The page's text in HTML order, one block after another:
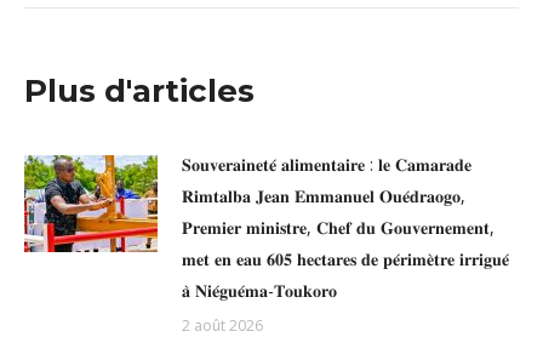
Plus d'articles
𝐒𝐨𝐮𝐯𝐞𝐫𝐚𝐢𝐧𝐞𝐭𝐞́ 𝐚𝐥𝐢𝐦𝐞𝐧𝐭𝐚𝐢𝐫𝐞 : 𝐥𝐞 𝐂𝐚𝐦𝐚𝐫𝐚𝐝𝐞
𝐑𝐢𝐦𝐭𝐚𝐥𝐛𝐚 𝐉𝐞𝐚𝐧 𝐄𝐦𝐦𝐚𝐧𝐮𝐞𝐥 𝐎𝐮𝐞́𝐝𝐫𝐚𝐨𝐠𝐨,
𝐏𝐫𝐞𝐦𝐢𝐞𝐫 𝐦𝐢𝐧𝐢𝐬𝐭𝐫𝐞, 𝐂𝐡𝐞𝐟 𝐝𝐮 𝐆𝐨𝐮𝐯𝐞𝐫𝐧𝐞𝐦𝐞𝐧𝐭,
𝐦𝐞𝐭 𝐞𝐧 𝐞𝐚𝐮 𝟔𝟎𝟓 𝐡𝐞𝐜𝐭𝐚𝐫𝐞𝐬 𝐝𝐞 𝐩𝐞́𝐫𝐢𝐦𝐞̀𝐭𝐫𝐞 𝐢𝐫𝐫𝐢𝐠𝐮𝐞́
𝐚̀ 𝐍𝐢𝐞́𝐠𝐮𝐞́𝐦𝐚-𝐓𝐨𝐮𝐤𝐨𝐫𝐨
2 août 2026